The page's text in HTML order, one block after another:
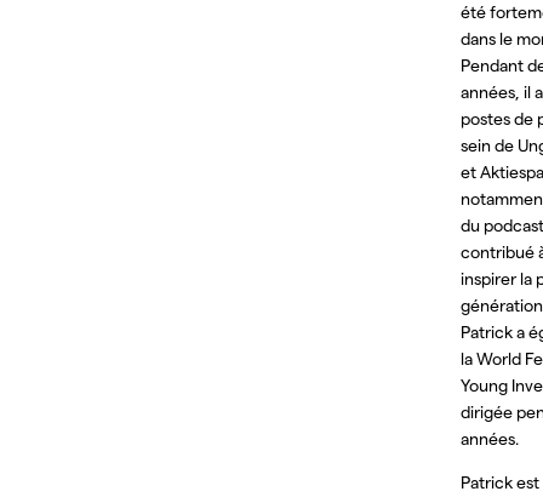
été
dans le
Pendant
années, il
postes de
sein de
et
du
contribué
inspirer la
génération
Patrick a
la World
Young
dirigée
années.
Patrick est